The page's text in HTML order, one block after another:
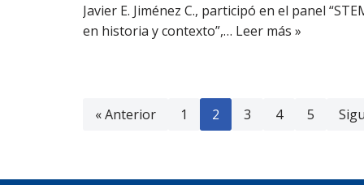
Javier E. Jiménez C., participó en el panel
en historia y contexto”,… Leer más »
« Anterior 1 2 3 4 5